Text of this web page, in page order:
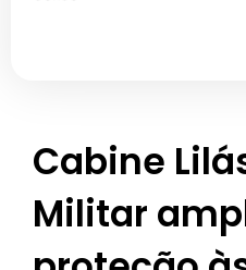
Cabine
Militar